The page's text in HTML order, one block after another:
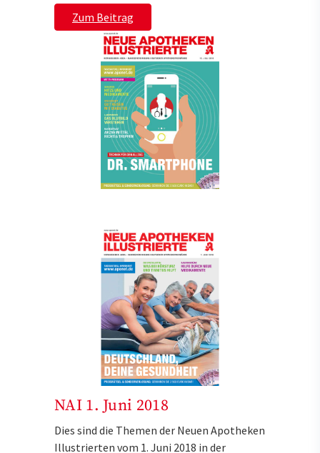
Zum Beitrag
NAI 1. Juni 2018
Dies sind die Themen der Neuen Apotheken
Illustrierten vom 1. Juni 2018 in der